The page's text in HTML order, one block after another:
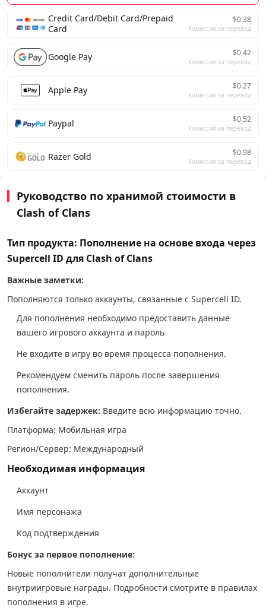
Credit Card/Debit Card/Prepaid
Card
$0.38
Комиссия за перевод
Google Pay $0.42
Комиссия за перевод
Apple Pay $0.27
Комиссия за перевод
Paypal $0.52
Комиссия за перевод
Razer Gold $0.98
Комиссия за перевод
Руководство по хранимой стоимости в
Clash of Clans
Тип продукта: Пополнение на основе входа через
Supercell ID для Clash of Clans
Важные заметки:
Пополняются только аккаунты, связанные с Supercell ID.
Для пополнения необходимо предоставить данные
вашего игрового аккаунта и пароль
Не входите в игру во время процесса пополнения.
Рекомендуем сменить пароль после завершения
пополнения.
Избегайте задержек: Введите всю информацию точно.
Платформа: Мобильная игра
Регион/Сервер: Международный
Необходимая информация
Аккаунт
Имя персонажа
Код подтверждения
Бонус за первое пополнение:
Новые пополнители получат дополнительные
внутриигровые награды. Подробности смотрите в правилах
пополнения в игре.